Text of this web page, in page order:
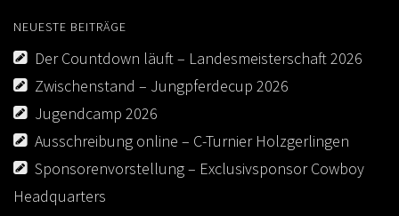
NEUESTE BEITRÄGE
Der Countdown läuft – Landesmeisterschaft 2026
Zwischenstand – Jungpferdecup 2026
Jugendcamp 2026
Ausschreibung online – C-Turnier Holzgerlingen
Sponsorenvorstellung – Exclusivsponsor Cowboy
Headquarters